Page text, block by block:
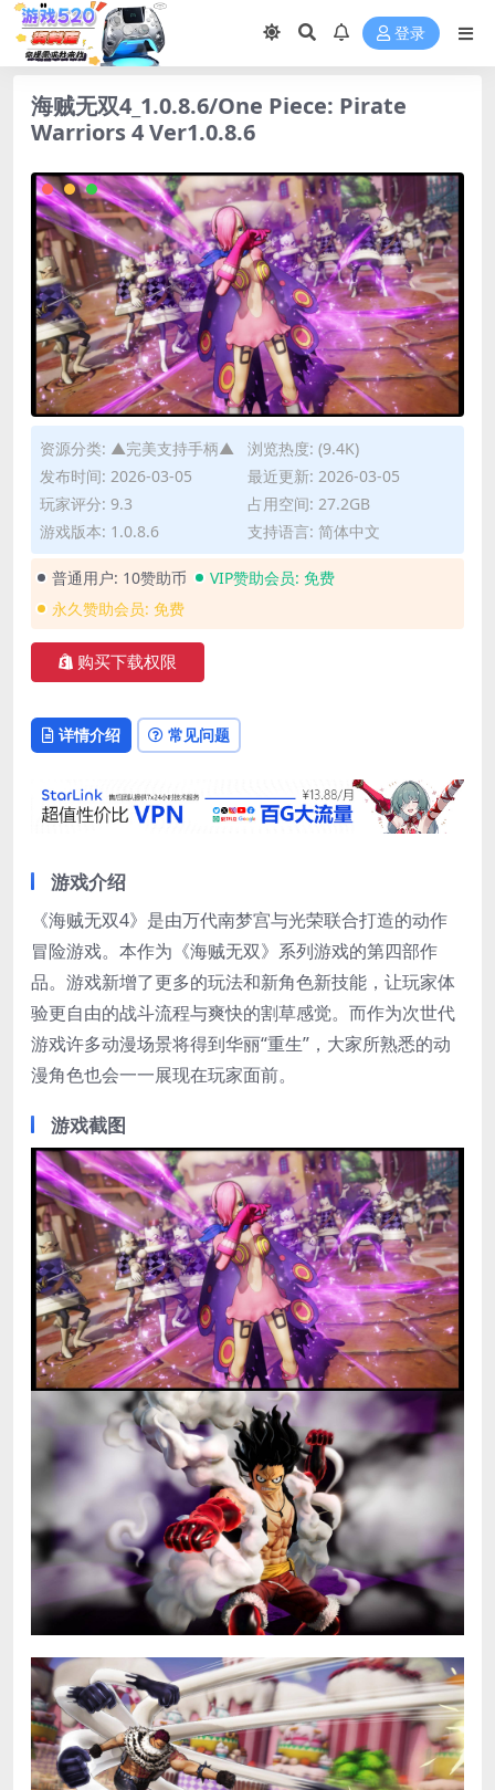
登录
海贼无双4_1.0.8.6/One Piece: Pirate
Warriors 4 Ver1.0.8.6
资源分类: ▲完美支持手柄▲
浏览热度: (9.4K)
发布时间: 2026-03-05
最近更新: 2026-03-05
玩家评分: 9.3
占用空间: 27.2GB
游戏版本: 1.0.8.6
支持语言: 简体中文
普通用户: 10赞助币 VIP赞助会员: 免费
永久赞助会员: 免费
购买下载权限
详情介绍 常见问题
游戏介绍
《海贼无双4》是由万代南梦宫与光荣联合打造的动作
冒险游戏。本作为《海贼无双》系列游戏的第四部作
品。游戏新增了更多的玩法和新角色新技能，让玩家体
验更自由的战斗流程与爽快的割草感觉。而作为次世代
游戏许多动漫场景将得到华丽“重生”，大家所熟悉的动
漫角色也会一一展现在玩家面前。
游戏截图